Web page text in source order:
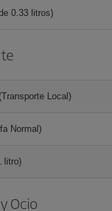
0.33 litros)
Local)
Normal)
litro)
Ocio